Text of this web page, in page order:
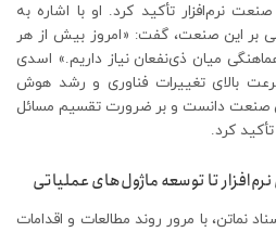
نرم‌افزار تأکید کرد. او با اشاره به
بر این صنعت، گفت: «امروز بیش از هر
میان ذی‌نفعان نیاز داریم.» اسدی
بالای تغییرات فناوری و رشد هوش
صنعت دانست و بر ضرورت تقسیم مسائل
کرد.
تا توسعه ماژول‌های عملیاتی
نماتن، با مرور روند مطالعات و اقدامات